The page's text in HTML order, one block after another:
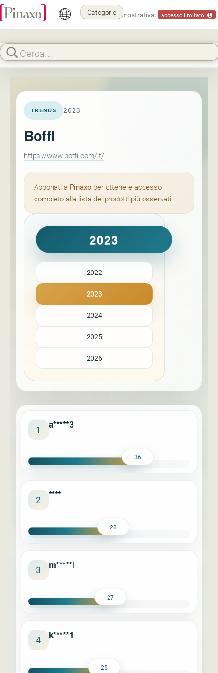
Modalità dimostrativa: accesso limitato
Categorie
TRENDS 2023
Boffi
https://www.boffi.com/it/
Abbonati a Pinaxo per ottenere accesso
completo alla lista dei prodotti più osservati
2023
2022
2023
2024
2025
2026
1 a*****3
36
2 ****
28
3 m*****l
27
4 k*****1
25